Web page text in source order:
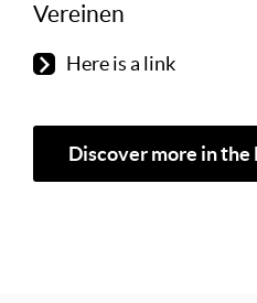
Vereinen
Here is a link
Discover more in the